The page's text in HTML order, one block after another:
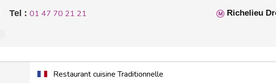
Richelieu
Tel : 01 47 70 21 21
Restaurant cuisine Traditionnelle